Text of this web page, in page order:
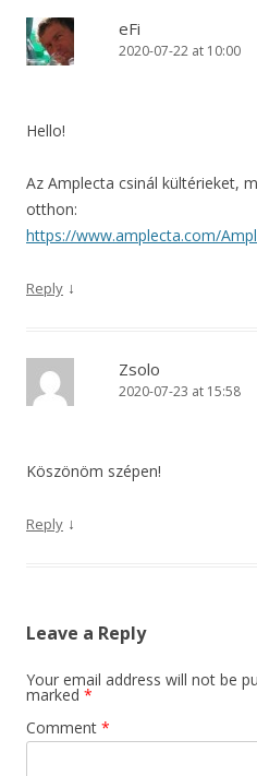
eFi
2020-07-22 at 10:00
Hello!
Az Amplecta csinál kültérieket,
otthon:
https://www.amplecta.com/
Reply ↓
Zsolo
2020-07-23 at 15:58
Köszönöm szépen!
Reply ↓
Leave a Reply
Your email address will not be
marked *
Comment *